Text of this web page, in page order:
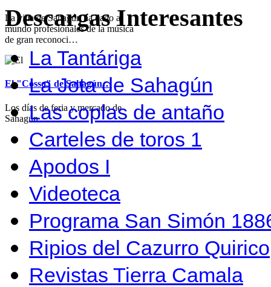
La villa de Sahagún ha dado al
mundo profesionales de la música
de gran reconoci…
El "Cosso" de Sahagún…
Los días de feria y mercado de
Sahagún…
Descargas Interesantes
La Tantáriga
La Jota de Sahagún
Las coplas de antaño
Carteles de toros 1
Apodos I
Videoteca
Programa San Simón
Ripios del Cazurro Quirico
Revistas Tierra Camala